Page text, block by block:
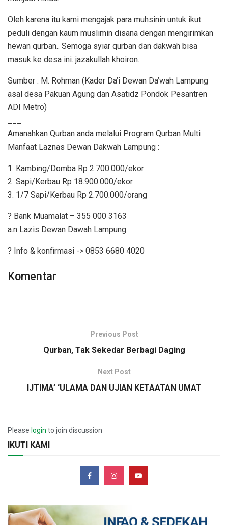
Oleh karena itu kami mengajak para muhsinin untuk ikut
peduli dengan kaum muslimin disana dengan mengirimkan
hewan qurban.. Semoga syiar qurban dan dakwah bisa
masuk ke desa ini. jazakullah khoiron.
Sumber : M. Rohman (Kader Da’i Dewan Da’wah Lampung
asal desa Pakuan Agung dan Asatidz Pondok Pesantren
ADI Metro)
Amanahkan Qurban anda melalui Program Qurban Multi
Manfaat Laznas Dewan Dakwah Lampung :
1. Kambing/Domba Rp 2.700.000/ekor
2. Sapi/Kerbau Rp 18.900.000/ekor
3. 1/7 Sapi/Kerbau Rp 2.700.000/orang
? Bank Muamalat – 355 000 3163
a.n Lazis Dewan Dawah Lampung.
? Info & konfirmasi -> 0853 6680 4020
Komentar
Previous Post
Qurban, Tak Sekedar Berbagi Daging
Next Post
IJTIMA’ ‘ULAMA DAN UJIAN KETAATAN UMAT
Please login to join discussion
IKUTI KAMI